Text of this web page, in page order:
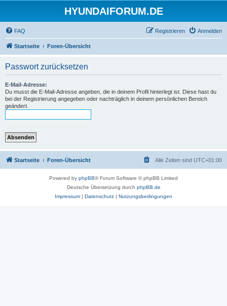
HYUNDAIFORUM.DE
FAQ Anmelden
Registrieren
Startseite Foren-Übersicht
Passwort zurücksetzen
E-Mail-Adresse:
Du musst die E-Mail-Adresse angeben, die in deinem Profil hinterlegt ist. Diese hast du
bei der Registrierung angegeben oder nachträglich in deinem persönlichen Bereich
geändert.
Startseite Foren-Übersicht Alle Zeiten sind UTC+01:00
Powered by phpBB® Forum Software © phpBB Limited
Deutsche Übersetzung durch phpBB.de
Impressum | Datenschutz | Nutzungsbedingungen